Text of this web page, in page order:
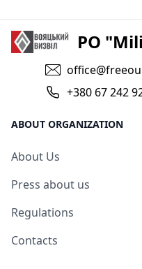
PO
+380 67 242
ABOUT ORGANIZATION
About Us
Press about us
Regulations
Contacts